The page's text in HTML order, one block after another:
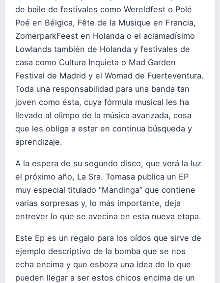
de baile de festivales como Wereldfest o Polé
Poé en Bélgica, Fête de la Musique en Francia,
ZomerparkFeest en Holanda o el aclamadísimo
Lowlands también de Holanda y festivales de
casa como Cultura Inquieta o Mad Garden
Festival de Madrid y el Womad de Fuerteventura.
Toda una responsabilidad para una banda tan
joven como ésta, cuya fórmula musical les ha
llevado al olimpo de la música avanzada, cosa
que les obliga a estar en continua búsqueda y
aprendizaje.
A la espera de su segundo disco, que verá la luz
el próximo año, La Sra. Tomasa publica un EP
muy especial titulado “Mandinga” que contiene
varias sorpresas y, lo más importante, deja
entrever lo que se avecina en esta nueva etapa.
Este Ep es un regalo para los oídos que sirve de
ejemplo descriptivo de la bomba que se nos
echa encima y que esboza una idea de lo que
pueden llegar a ser estos chicos encima de un